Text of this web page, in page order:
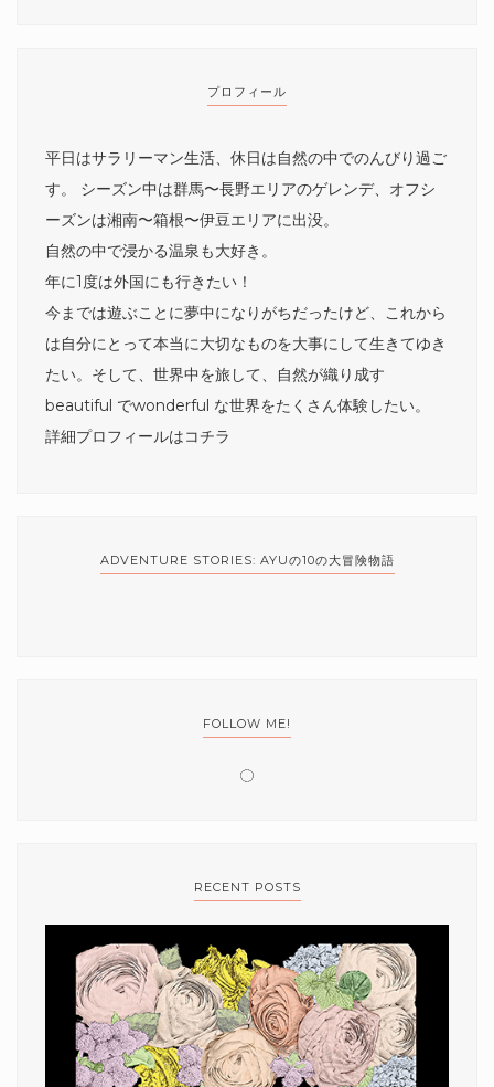
プロフィール
平日はサラリーマン生活、休日は自然の中でのんびり過ご
す。 シーズン中は群馬〜長野エリアのゲレンデ、オフシ
ーズンは湘南〜箱根〜伊豆エリアに出没。
自然の中で浸かる温泉も大好き。
年に1度は外国にも行きたい！
今までは遊ぶことに夢中になりがちだったけど、これから
は自分にとって本当に大切なものを大事にして生きてゆき
たい。そして、世界中を旅して、自然が織り成す
beautiful でwonderful な世界をたくさん体験したい。
詳細プロフィールはコチラ
ADVENTURE STORIES: AYUの10の大冒険物語
FOLLOW ME!
RECENT POSTS